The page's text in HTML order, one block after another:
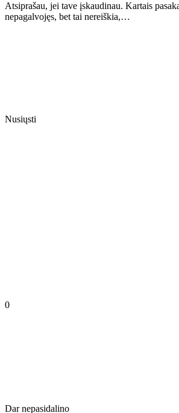
Atsiprašau, jei tave įskaudinau. Kartais
nepagalvojęs, bet tai nereiškia,…
Nusiųsti
0
Dar nepasidalino